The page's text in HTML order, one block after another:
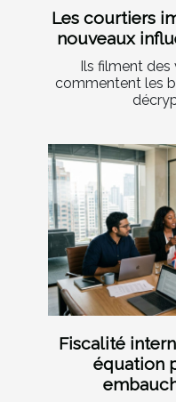
Les courtiers
nouveaux
Ils filment des
commentent les
Fiscalité
équation